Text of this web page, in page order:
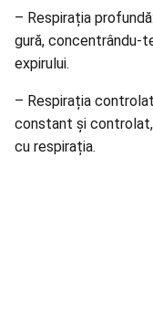
– Respirația
gură, concentrându-
expirului.
– Respirația
constant și
cu respirația.